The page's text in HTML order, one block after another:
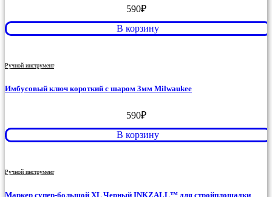
590₽
В корзину
Ручной инструмент
Имбусовый ключ короткий с шаром 3мм Milwaukee
590₽
В корзину
Ручной инструмент
Маркер супер-большой XL Черный INKZALL™ для стройплощадки